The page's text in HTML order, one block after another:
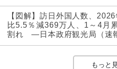
【図解】訪日外国人数、
比5.5％減369万人、1～4月
割れ ―日本政府観光局（速
もっと